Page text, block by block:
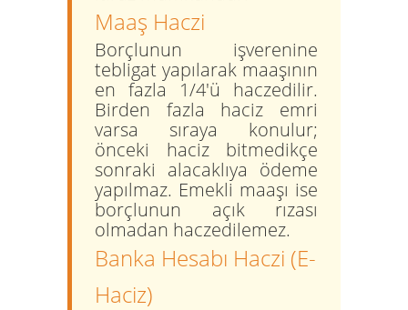
Maaş Haczi
Borçlunun işverenine
tebligat yapılarak maaşının
en fazla 1/4'ü haczedilir.
Birden fazla haciz emri
varsa sıraya konulur;
önceki haciz bitmedikçe
sonraki alacaklıya ödeme
yapılmaz. Emekli maaşı ise
borçlunun açık rızası
olmadan haczedilemez.
Banka Hesabı Haczi (E-
Haciz)